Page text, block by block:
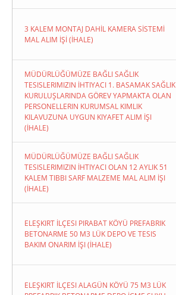
3 KALEM MONTAJ DAHİL KAMERA SİSTEMİ
MAL ALIM İŞİ (İHALE)
MÜDÜRLÜĞÜMÜZE BAĞLI SAĞLIK
TESISLERIMIZIN İHTIYACI 1. BASAMAK SAĞLIK
KURULUŞLARINDA GÖREV YAPMAKTA OLAN
PERSONELLERIN KURUMSAL KIMLIK
KILAVUZUNA UYGUN KIYAFET ALIM İŞI
(İHALE)
MÜDÜRLÜĞÜMÜZE BAĞLI SAĞLIK
TESISLERIMIZIN İHTIYACI OLAN 12 AYLIK 51
KALEM TIBBI SARF MALZEME MAL ALIM İŞI
(İHALE)
ELEŞKIRT İLÇESI PIRABAT KÖYÜ PREFABRIK
BETONARME 50 M3 LÜK DEPO VE TESIS
BAKIM ONARIM İŞI (İHALE)
ELEŞKIRT İLÇESI ALAGÜN KÖYÜ 75 M3 LÜK